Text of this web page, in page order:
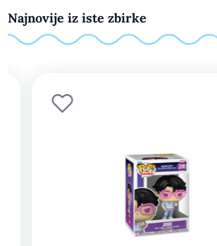
Najnovije iz iste zbirke